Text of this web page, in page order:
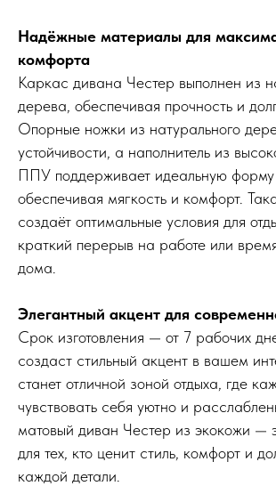
Надёжные материалы для
комфорта
Каркас дивана Честер выполнен из
дерева, обеспечивая прочность и
Опорные ножки из натурального
устойчивости, а наполнитель из
ППУ поддерживает идеальную форму
обеспечивая мягкость и комфорт.
создаёт оптимальные условия для
краткий перерыв на работе или
дома.
Элегантный акцент для
Срок изготовления — от 7 рабочих
создаст стильный акцент в вашем
станет отличной зоной отдыха, где
чувствовать себя уютно и
матовый диван Честер из экокожи —
для тех, кто ценит стиль, комфорт и
каждой детали.